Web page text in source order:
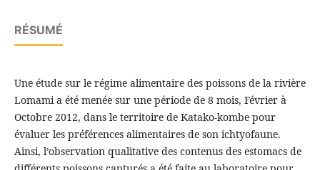
RÉSUMÉ
Une étude sur le régime alimentaire des poissons de la rivière
Lomami a été menée sur une période de 8 mois, Février à
Octobre 2012, dans le territoire de Katako-kombe pour
évaluer les préférences alimentaires de son ichtyofaune.
Ainsi, l’observation qualitative des contenus des estomacs de